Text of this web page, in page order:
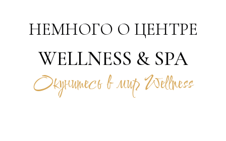
НЕМНОГО О ЦЕНТРЕ
WELLNESS & SPA
Окунитесь в мир Wellness